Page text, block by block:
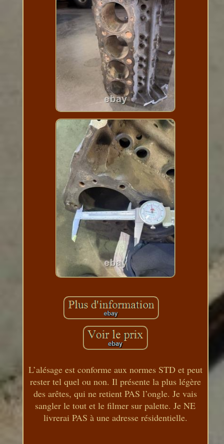
L’alésage est conforme aux normes STD et peut
rester tel quel ou non. Il présente la plus légère
des arêtes, qui ne retient PAS l’ongle. Je vais
sangler le tout et le filmer sur palette. Je NE
livrerai PAS à une adresse résidentielle.